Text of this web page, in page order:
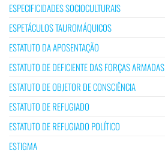
ESPECIFICIDADES SOCIOCULTURAIS
ESPETÁCULOS TAUROMÁQUICOS
ESTATUTO DA APOSENTAÇÃO
ESTATUTO DE DEFICIENTE DAS FORÇAS ARMADAS
ESTATUTO DE OBJETOR DE CONSCIÊNCIA
ESTATUTO DE REFUGIADO
ESTATUTO DE REFUGIADO POLÍTICO
ESTIGMA